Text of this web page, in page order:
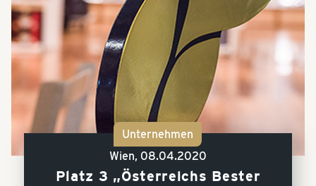
Unternehmen
Wien, 08.04.2020
Platz 3 „Österreichs Bester